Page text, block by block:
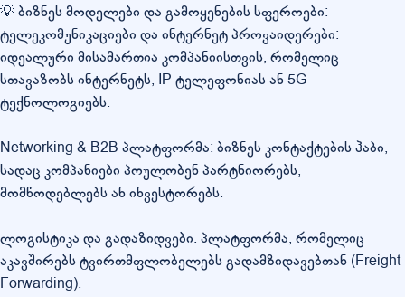
💡 ბიზნეს მოდელები და გამოყენების სფეროები:
ტელეკომუნიკაციები და ინტერნეტ პროვაიდერები:
იდეალური მისამართია კომპანიისთვის, რომელიც
სთავაზობს ინტერნეტს, IP ტელეფონიას ან 5G
ტექნოლოგიებს.
Networking & B2B პლატფორმა: ბიზნეს კონტაქტების ჰაბი,
სადაც კომპანიები პოულობენ პარტნიორებს,
მომწოდებლებს ან ინვესტორებს.
ლოგისტიკა და გადაზიდვები: პლატფორმა, რომელიც
აკავშირებს ტვირთმფლობელებს გადამზიდავებთან (Freight
Forwarding).